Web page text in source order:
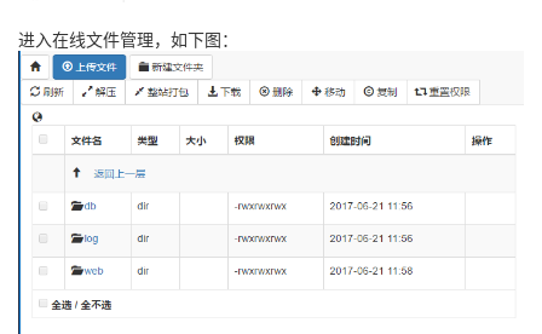
进入在线文件管理，如下图：